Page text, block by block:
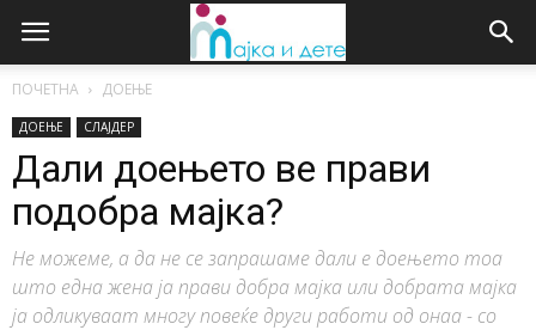
ПОЧЕТНА ДОЕЊЕ
ДОЕЊЕ СЛАЈДЕР
Дали доењето ве прави
подобра мајка?
Не можеме, а да не се запрашаме дали е доењето тоа
што една жена ја прави добра мајка или добрата мајка
ја одликуваат многу повеќе други работи од онаа - со